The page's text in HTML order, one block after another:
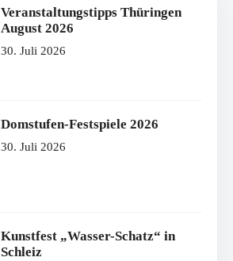
Veranstaltungstipps Thüringen
August 2026
30. Juli 2026
Domstufen-Festspiele 2026
30. Juli 2026
Kunstfest „Wasser-Schatz“ in
Schleiz